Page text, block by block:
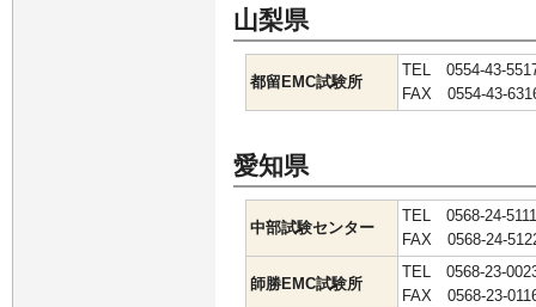
山梨県
都留EMC試験所
TEL 0554-43-
FAX 0554-43-
愛知県
中部試験センター
TEL 0568-24-5111
FAX 0568-24-
師勝EMC試験所
TEL 0568-23-
FAX 0568-23-